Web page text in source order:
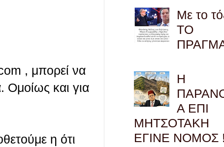
, μπορεί να
και για
η ότι
Με το
ΤΟ
Η
Α ΕΠΙ
ΜΗΤΣΟΤΑΚΗ
ΕΓΙΝΕ ΝΟΜΟΣ